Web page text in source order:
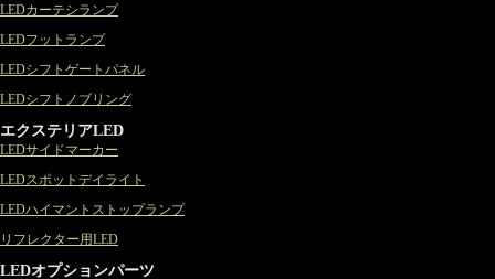
LEDカーテシランプ
LEDフットランプ
LEDシフトゲートパネル
LEDシフトノブリング
エクステリアLED
LEDサイドマーカー
LEDスポットデイライト
LEDハイマントストップランプ
リフレクター用LED
LEDオプションパーツ